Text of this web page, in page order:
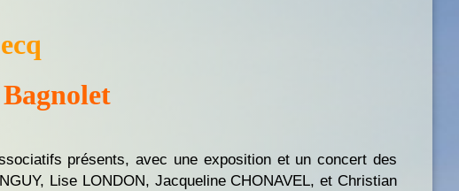
présents, avec une exposition et un concert des
Lise LONDON, Jacqueline CHONAVEL, et Christian